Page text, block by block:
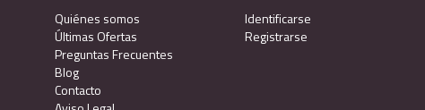
Quiénes somos
Últimas Ofertas
Preguntas Frecuentes
Blog
Contacto
Identificarse
Registrarse